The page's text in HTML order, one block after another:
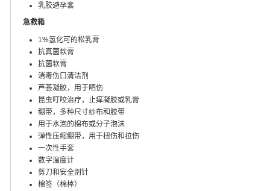
乳胶避孕套
急救箱
1%氢化可的松乳膏
抗真菌软膏
抗菌软膏
消毒伤口清洁剂
芦荟凝胶，用于晒伤
昆虫叮咬治疗，止痒凝胶或乳膏
绷带，多种尺寸纱布和胶带
用于水泡的棉布或分子泡沫
弹性压缩绷带，用于扭伤和拉伤
一次性手套
数字温度计
剪刀和安全别针
棉签（棉棒）